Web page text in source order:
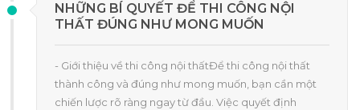
NHỮNG BÍ QUYẾT ĐỂ THI CÔNG NỘI
THẤT ĐÚNG NHƯ MONG MUỐN
- Giới thiệu về thi công nội thấtĐể thi công nội thất
thành công và đúng như mong muốn, bạn cần một
chiến lược rõ ràng ngay từ đầu. Việc quyết định